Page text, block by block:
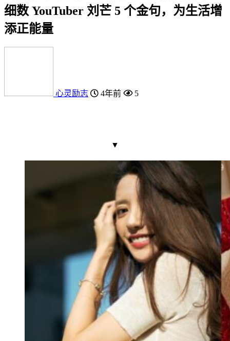
细数 YouTuber 刘芒 5 个金句，为生活增
添正能量
心灵励志 4年前 5
▼